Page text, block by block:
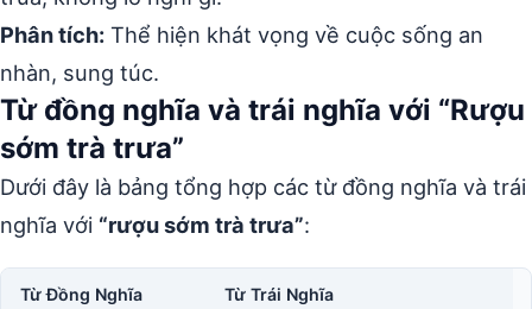
Phân tích: Thể hiện khát vọng về cuộc sống an
nhàn, sung túc.
Từ đồng nghĩa và trái nghĩa với “Rượu
sớm trà trưa”
Dưới đây là bảng tổng hợp các từ đồng nghĩa và trái
nghĩa với “rượu sớm trà trưa”:
Từ Đồng Nghĩa Từ Trái Nghĩa